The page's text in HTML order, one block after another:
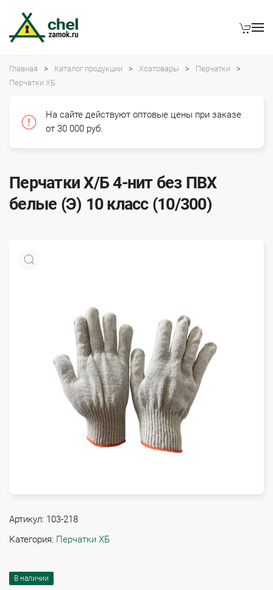
Главная Каталог продукции Хозтовары
Перчатки
Перчатки ХБ
На сайте действуют оптовые цены при заказе
от 30 000 руб.
Перчатки Х/Б 4-нит без ПВХ
белые (Э) 10 класс (10/300)
Артикул: 103-218
Категория: Перчатки ХБ
В наличии